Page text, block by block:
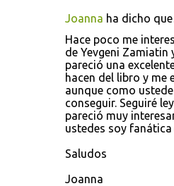
Joanna ha dicho
Hace poco me
de Yevgeni Zamiatin
pareció una
hacen del libro y me
aunque como
conseguir. Seguiré
pareció muy
ustedes soy
Saludos
Joanna